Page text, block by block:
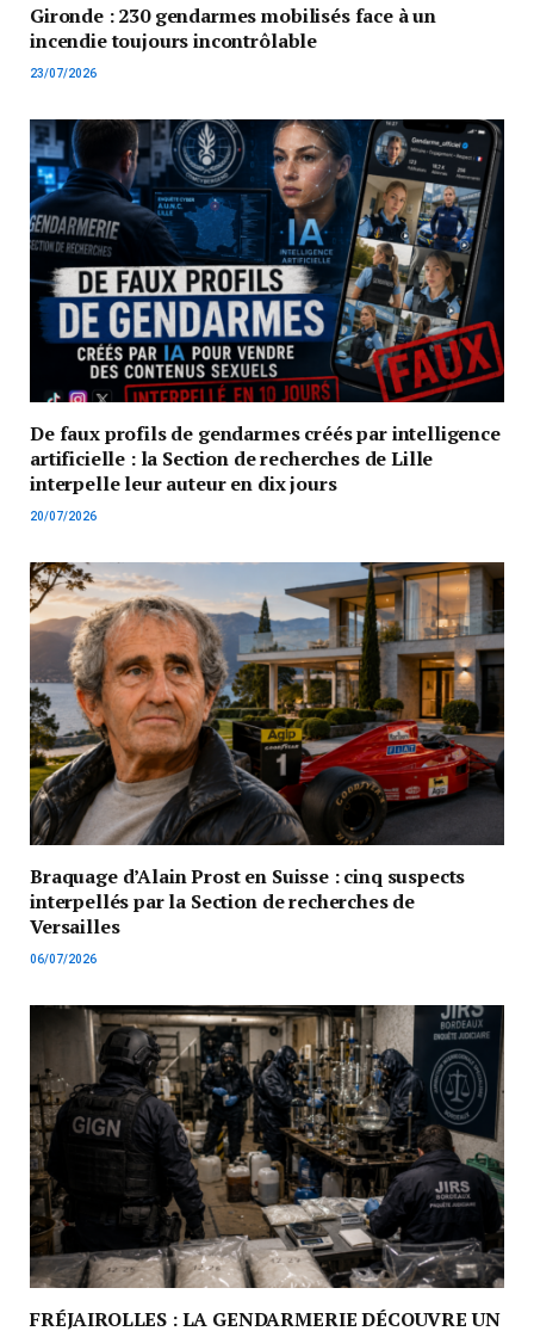
Gironde : 230 gendarmes mobilisés face à un
incendie toujours incontrôlable
23/07/2026
De faux profils de gendarmes créés par intelligence
artificielle : la Section de recherches de Lille
interpelle leur auteur en dix jours
20/07/2026
Braquage d’Alain Prost en Suisse : cinq suspects
interpellés par la Section de recherches de
Versailles
06/07/2026
FRÉJAIROLLES : LA GENDARMERIE DÉCOUVRE UN